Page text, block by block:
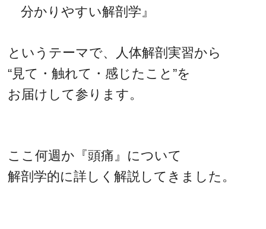
分かりやすい解剖学』
というテーマで、人体解剖実習から
“見て・触れて・感じたこと”を
お届けして参ります。
ここ何週か『頭痛』について
解剖学的に詳しく解説してきました。